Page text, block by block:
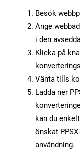
Besök
Ange
i den
Klicka på
Vänta tills
Ladda ner
kan du
önskat
användning.